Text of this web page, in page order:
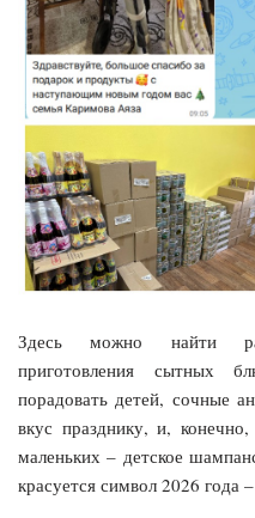
Здесь можно найти
приготовления сытных
порадовать детей, сочные
вкус празднику, и,
маленьких – детское
красуется символ 2026 года